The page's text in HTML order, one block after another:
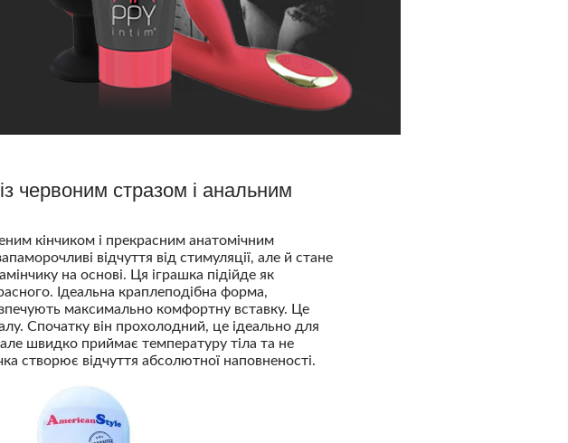
червоним стразом і анальним
кінчиком і прекрасним анатомічним
відчуття від стимуляції, але й стане
на основі. Ця іграшка підійде як
Ідеальна краплеподібна форма,
максимально комфортну вставку. Це
Спочатку він прохолодний, це ідеально для
швидко приймає температуру тіла та не
створює відчуття абсолютної наповненості.